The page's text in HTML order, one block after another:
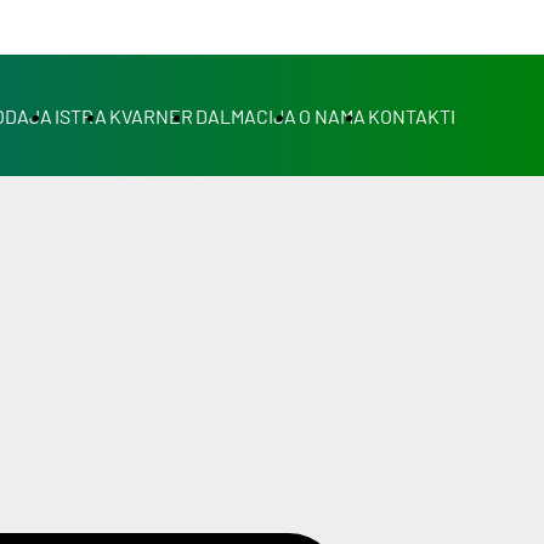
ISTRA KVARNER DALMACIJA O NAMA KONTAKTI